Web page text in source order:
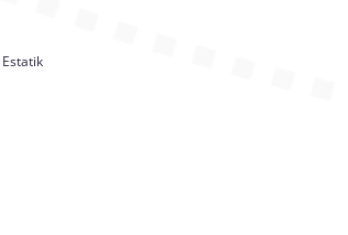
Estatik